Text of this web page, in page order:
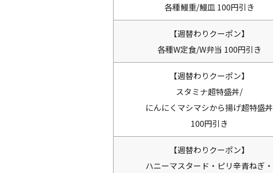
各種鰻重/鰻皿 100円引き
【週替わりクーポン】
各種W定食/W弁当 100円引き
【週替わりクーポン】
スタミナ超特盛丼/
にんにくマシマシから揚げ超特盛丼
100円引き
【週替わりクーポン】
ハニーマスタード・ピリ辛青ねぎ・